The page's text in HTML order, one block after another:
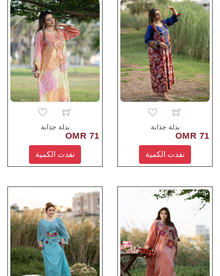
بدلة جذابة
71 OMR
نفدت الكمية
بدلة جذابة
71 OMR
نفدت الكمية